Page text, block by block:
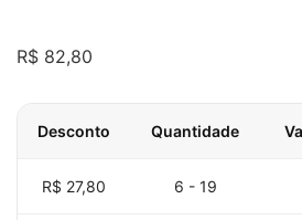
R$ 82,80
Desconto Quantidade
R$ 27,80 6 - 19